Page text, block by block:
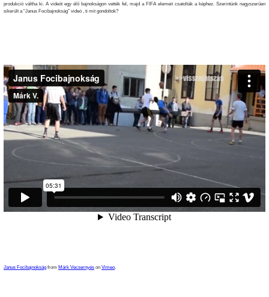
produkció váltha ki. A videót egy élő bajnokságon vették fel, majd a FIFA elemeit csatolták a képhez. Szerintünk nagyszerűen
sikerült a “Janus Focibajnokság” videó , ti mit gondoltok?
Janus Focibajnokság from Márk Vecsernyés on Vimeo